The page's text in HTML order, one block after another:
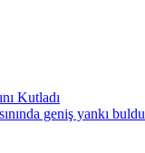
Kutladı
geniş yankı buldu